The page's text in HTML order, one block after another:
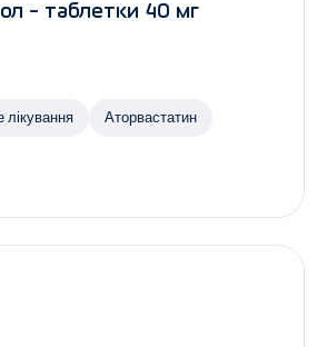
- таблетки 40 мг
лікування Аторвастатин